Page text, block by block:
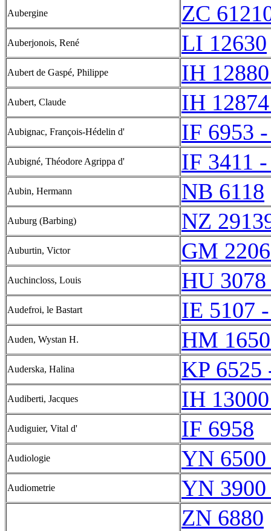
Aubergine ZC
Auberjonois, René LI 12630
Aubert de Gaspé, Philippe IH
Aubert, Claude IH
Aubignac, François-Hédelin d' IF 6953
Aubigné, Théodore Agrippa d' IF 3411
Aubin, Hermann NB 6118
Auburg (Barbing) NZ
Auburtin, Victor GM
Auchincloss, Louis HU
Audefroi, le Bastart IE 5107
Auden, Wystan H. HM
Auderska, Halina KP 6525
Audiberti, Jacques IH
Audiguier, Vital d' IF 6958
Audiologie YN
Audiometrie YN
ZN 6880